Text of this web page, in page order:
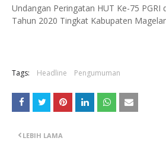
Undangan Peringatan HUT Ke-75 PGRI
Tahun 2020 Tingkat Kabupaten
Tags: Headline Pengumuman
LEBIH LAMA